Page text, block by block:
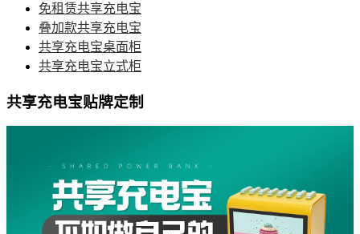
免租赁共享充电宝
叠加款共享充电宝
共享充电宝桌面柜
共享充电宝立式柜
共享充电宝贴牌定制